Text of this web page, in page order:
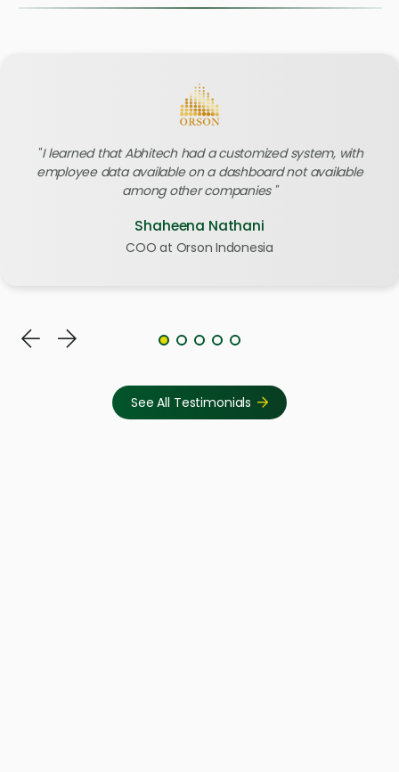
I learned that Abhitech had a customized system, with
employee data available on a dashboard not available
among other companies
Shaheena Nathani
COO at Orson Indonesia
See All Testimonials